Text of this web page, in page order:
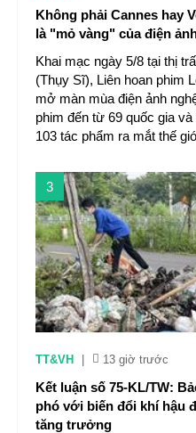
Không phải Cannes hay
là "mỏ vàng" của điện
Khai mạc ngày 5/8 tại thị
(Thụy Sĩ), Liên hoan phim
mở màn mùa điện ảnh
phim đến từ 69 quốc gia
103 tác phẩm ra mắt thế
3
TT&VH 13 giờ trước
Kết luận số 75-KL/TW:
phó với biến đổi khí hậu
tăng trưởng